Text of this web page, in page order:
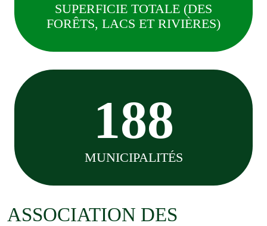
SUPERFICIE TOTALE (DES
FORÊTS, LACS ET RIVIÈRES)
188
MUNICIPALITÉS
ASSOCIATION DES